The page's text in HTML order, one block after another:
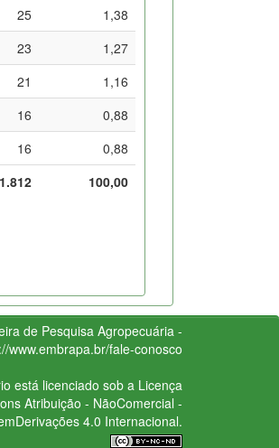
25
1,38
23
1,27
21
1,16
16
0,88
16
0,88
1.812
100,00
de Pesquisa Agropecuária -
www.embrapa.br/fale-conosco
está licenciado sob a Licença
Atribuição - NãoComercial -
4.0 Internacional.